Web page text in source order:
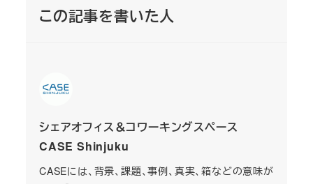
この記事を書いた人
シェアオフィス＆コワーキングスペース
CASE Shinjuku
CASEには、背景、課題、事例、真実、箱などの意味が